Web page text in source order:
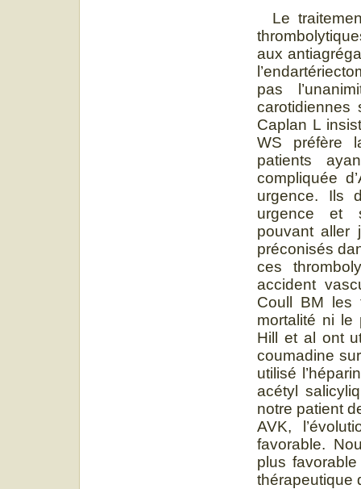
Le
aux
pas
carotidiennes
Caplan L
WS préfère
patients
compliquée
urgence. Ils
urgence et
pouvant aller
préconisés
ces
accident
Coull BM les
mortalité ni le
Hill et al ont
coumadine
utilisé
acétyl
notre patient
AVK,
favorable.
plus
thérapeutique